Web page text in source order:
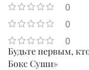
0
0
0
Будьте первым,
Бокс Суши»